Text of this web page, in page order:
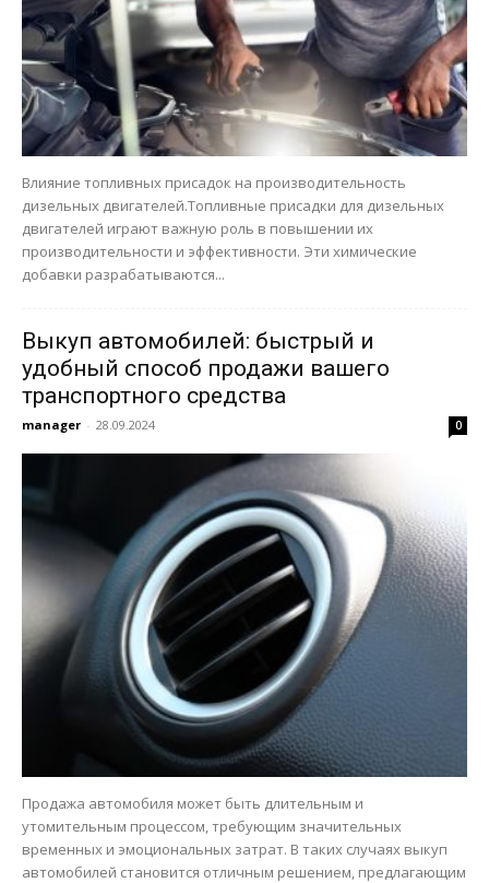
Влияние топливных присадок на производительность
дизельных двигателей.Топливные присадки для дизельных
двигателей играют важную роль в повышении их
производительности и эффективности. Эти химические
добавки разрабатываются...
Выкуп автомобилей: быстрый и
удобный способ продажи вашего
транспортного средства
manager - 28.09.2024 0
Продажа автомобиля может быть длительным и
утомительным процессом, требующим значительных
временных и эмоциональных затрат. В таких случаях выкуп
автомобилей становится отличным решением, предлагающим